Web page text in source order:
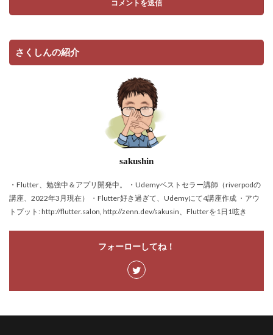
さくしんの紹介
sakushin
・Flutter、勉強中＆アプリ開発中。 ・Udemyベストセラー講師（riverpodの
講座、2022年3月現在） ・Flutter好き過ぎて、Udemyにて4講座作成 ・アウ
トプット: http://flutter.salon, http://zenn.dev/sakusin、Flutterを1日1呟き
フォーローしてね！